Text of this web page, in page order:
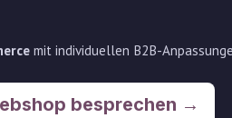
mit individuellen B2B-
besprechen →